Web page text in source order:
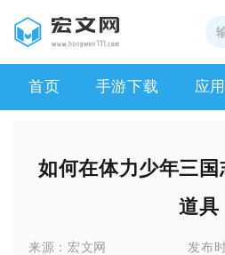
首页 手游下载 应
如何在体力少年三
道具
来源： 宏文网 发布